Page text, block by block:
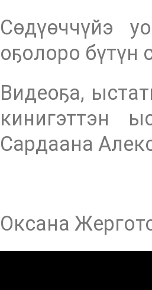
Сөдүөччүйэ
оҕолоро бүтүн
Видеоҕа,
кинигэттэн
Сардаана
Оксана